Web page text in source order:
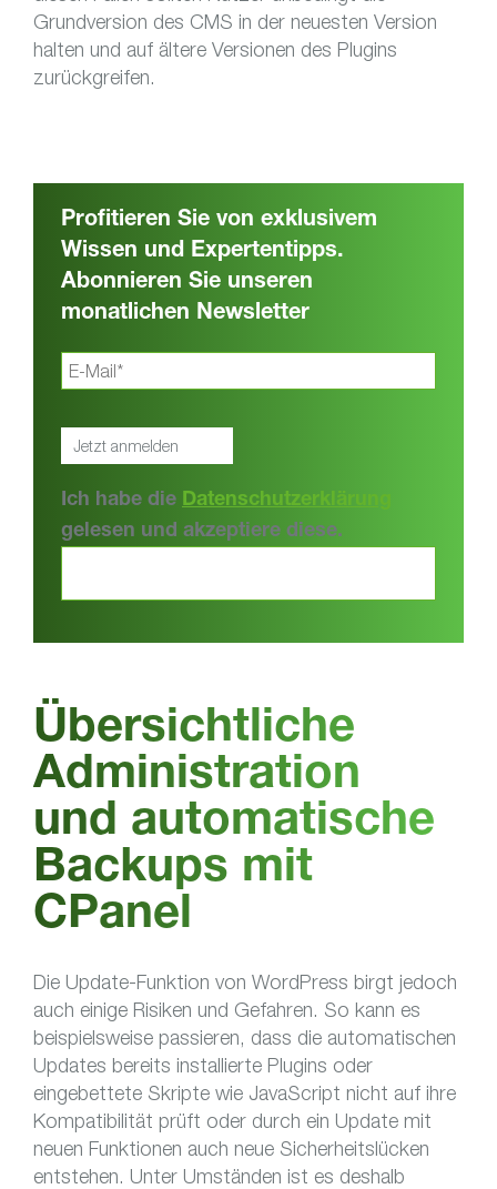
Grundversion des CMS in der neuesten Version
halten und auf ältere Versionen des Plugins
zurückgreifen.
Profitieren Sie von exklusivem
Wissen und Expertentipps.
Abonnieren Sie unseren
monatlichen Newsletter
Ich habe die Datenschutzerklärung
gelesen und akzeptiere diese.
Übersichtliche
Administration
und automatische
Backups mit
CPanel
Die Update-Funktion von WordPress birgt jedoch
auch einige Risiken und Gefahren. So kann es
beispielsweise passieren, dass die automatischen
Updates bereits installierte Plugins oder
eingebettete Skripte wie JavaScript nicht auf ihre
Kompatibilität prüft oder durch ein Update mit
neuen Funktionen auch neue Sicherheitslücken
entstehen. Unter Umständen ist es deshalb